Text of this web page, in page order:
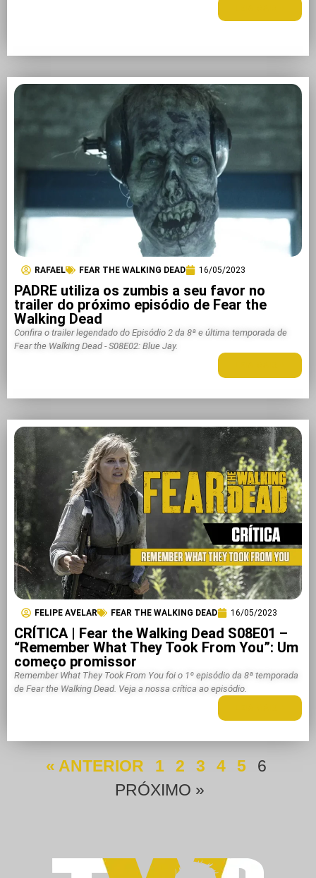
RAFAEL FEAR THE WALKING DEAD 16/05/2023
PADRE utiliza os zumbis a seu favor no
trailer do próximo episódio de Fear the
Walking Dead
Confira o trailer legendado do Episódio 2 da 8ª e última temporada de
Fear the Walking Dead - S08E02: Blue Jay.
FELIPE AVELAR FEAR THE WALKING DEAD 16/05/2023
CRÍTICA | Fear the Walking Dead S08E01 –
“Remember What They Took From You”: Um
começo promissor
Remember What They Took From You foi o 1º episódio da 8ª temporada
de Fear the Walking Dead. Veja a nossa crítica ao episódio.
« ANTERIOR 1 2 3 4 5
6
PRÓXIMO »